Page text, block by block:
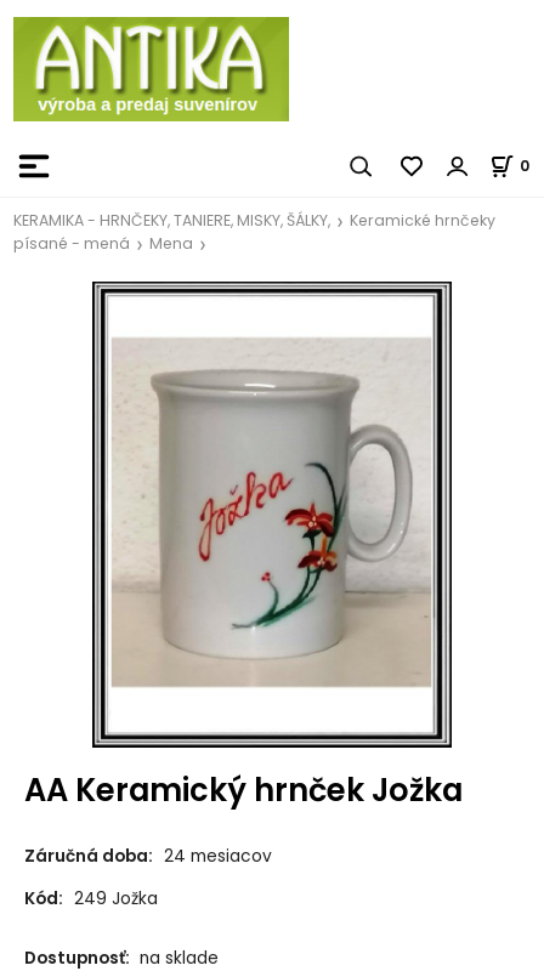
0
KERAMIKA - HRNČEKY, TANIERE, MISKY, ŠÁLKY,
Keramické hrnčeky
písané - mená
Mena
AA Keramický hrnček Jožka
Záručná doba: 24 mesiacov
Kód: 249 Jožka
Dostupnosť: na sklade